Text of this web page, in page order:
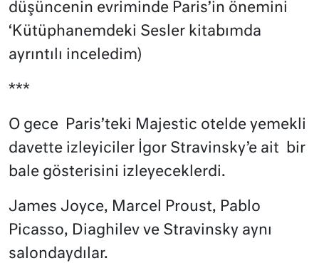
düşüncenin evriminde Paris’in önemini
‘Kütüphanemdeki Sesler kitabımda
ayrıntılı inceledim)
***
O gece Paris’teki Majestic otelde yemekli
davette izleyiciler İgor Stravinsky’e ait bir
bale gösterisini izleyeceklerdi.
James Joyce, Marcel Proust, Pablo
Picasso, Diaghilev ve Stravinsky aynı
salondaydılar.